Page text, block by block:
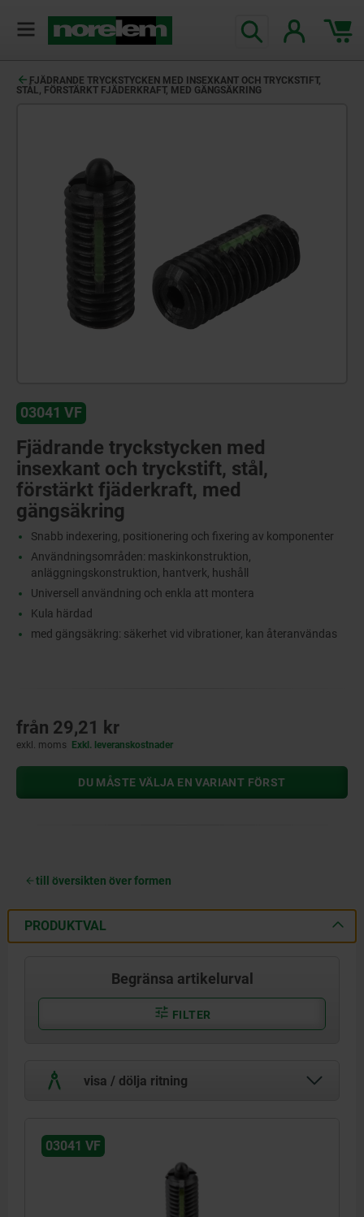
FJÄDRANDE TRYCKSTYCKEN MED INSEXKANT OCH TRYCKSTIFT,
STÅL, FÖRSTÄRKT FJÄDERKRAFT, MED GÄNGSÄKRING
03041 VF
Fjädrande tryckstycken med
insexkant och tryckstift, stål,
förstärkt fjäderkraft, med
gängsäkring
Snabb indexering, positionering och fixering av komponenter
Användningsområden: maskinkonstruktion,
anläggningskonstruktion, hantverk, hushåll
Universell användning och enkla att montera
Kula härdad
med gängsäkring: säkerhet vid vibrationer, kan återanvändas
från 29,21 kr
exkl. moms Exkl. leveranskostnader
DU MÅSTE VÄLJA EN VARIANT FÖRST
till översikten över formen
PRODUKTVAL
Begränsa artikelurval
FILTER
visa / dölja ritning
03041 VF